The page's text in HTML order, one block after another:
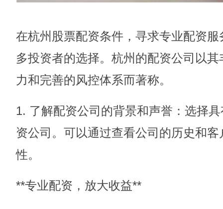
在杭州股票配资条件，寻求专业配资
多投资者的选择。杭州的配资公司以
力和完善的风控体系而著称。
1. 了解配资公司的背景和声誉：选择
资公司。可以通过查看公司的历史和
性。
**专业配资，放大收益**